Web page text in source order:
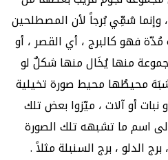
وإنما سُمِّي بُرجاً لأن المصطلحين
فهو كالبرج ، أي القصر ، أو
منها يُخَال منها شكلٌ لو
محيطُها محيط صورة تخيلية
أو آلات ، ميّزوا بعض تلك
اسم ما تشبهه تلك الصورة
برج الدلو ، برج السنبلة مثلاً .